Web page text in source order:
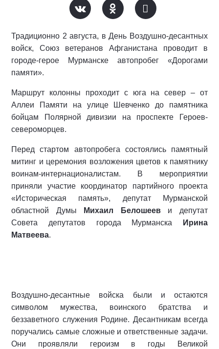
Традиционно 2 августа, в День Воздушно-десантных
войск, Союз ветеранов Афганистана проводит в
городе-герое Мурманске автопробег «Дорогами
памяти».
Маршрут колонны проходит с юга на север – от
Аллеи Памяти на улице Шевченко до памятника
бойцам Полярной дивизии на проспекте Героев-
североморцев.
Перед стартом автопробега состоялись памятный
митинг и церемония возложения цветов к памятнику
воинам-интернационалистам. В мероприятии
приняли участие координатор партийного проекта
«Историческая память», депутат Мурманской
областной Думы
Михаил Белошееви депутат
Совета депутатов города Мурманска
Ирина
Матвеева.
Воздушно-десантные войска были и остаются
символом мужества, воинского братства и
беззаветного служения Родине. Десантникам всегда
поручались самые сложные и ответственные задачи.
Они проявляли героизм в годы Великой